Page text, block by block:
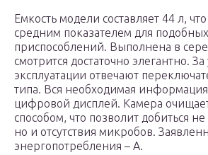
Емкость модели составляет 44 л, что
средним показателем для подобных
приспособлений. Выполнена в
смотрится достаточно элегантно. За
эксплуатации отвечают
типа. Вся необходимая
цифровой дисплей. Камера
способом, что позволит добиться
но и отсутствия микробов.
энергопотребления – А.